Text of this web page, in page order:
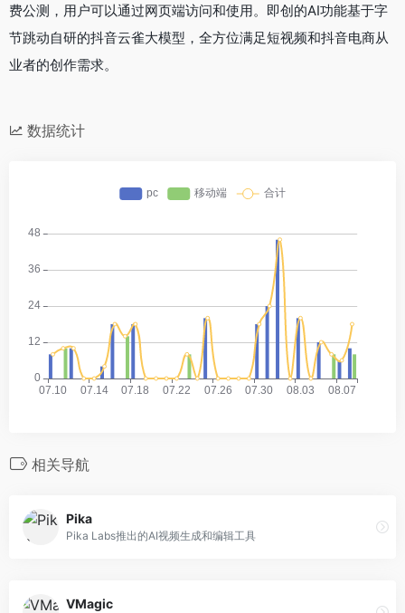
费公测，用户可以通过网页端访问和使用。即创的AI功能基于字
节跳动自研的抖音云雀大模型，全方位满足短视频和抖音电商从
业者的创作需求。
数据统计
相关导航
Pika
Pika Labs推出的AI视频生成和编辑工具
VMagic